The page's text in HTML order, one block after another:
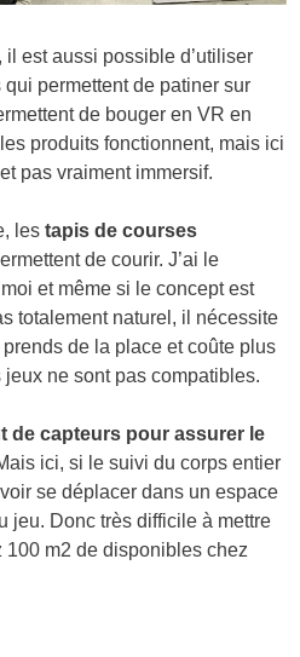
est aussi possible d’utiliser
permettent de patiner sur
de bouger en VR en
produits fonctionnent, mais ici
pas vraiment immersif.
lestapis de courses
de courir. J’ai le
et même si le concept est
totalement naturel, il nécessite
de la place et coûte plus
ne sont pas compatibles.
de capteurs pour assurer le
ici, si le suivi du corps entier
se déplacer dans un espace
jeu. Donc très difficile à mettre
100 m2 de disponibles chez